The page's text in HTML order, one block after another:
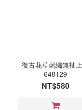
復古花草刺繡無袖
648129
NT$580